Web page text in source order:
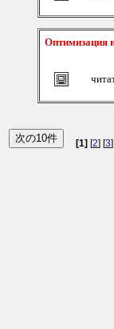
Оптимизация
[1] [2] [3